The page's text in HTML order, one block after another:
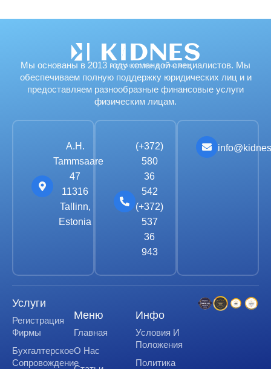
Мы основаны в 2013 году командой специалистов. Мы
обеспечиваем полную поддержку юридических лиц и и
предоставляем разнообразные финансовые услуги
физическим лицам.
A.H.
Tammsaare
47
11316
Tallinn,
Estonia
(+372)
580
36
542
(+372)
537
36
943
Услуги
Регистрация
Фирмы
Бухгалтерское
Сопровождение
Меню
Главная
О Нас
Инфо
Условия И
Положения
Политика